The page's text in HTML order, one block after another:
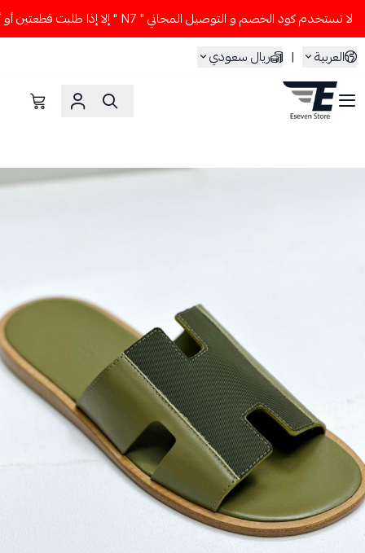
لا تستخدم كود الخصم و التوصيل المجاني " N7 " إلا إذا طلبت قطعتين أو أكثر 👀🔥
العربية
| ريال سعودي
ESEVEN STORE